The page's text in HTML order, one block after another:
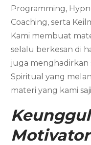
Programming,
Coaching, serta
Kami membuat
selalu berkesan di
juga
Spiritual yang
materi yang kami